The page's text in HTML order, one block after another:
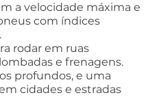
a velocidade máxima e
com índices
rodar em ruas
e frenagens.
profundos, e uma
cidades e estradas